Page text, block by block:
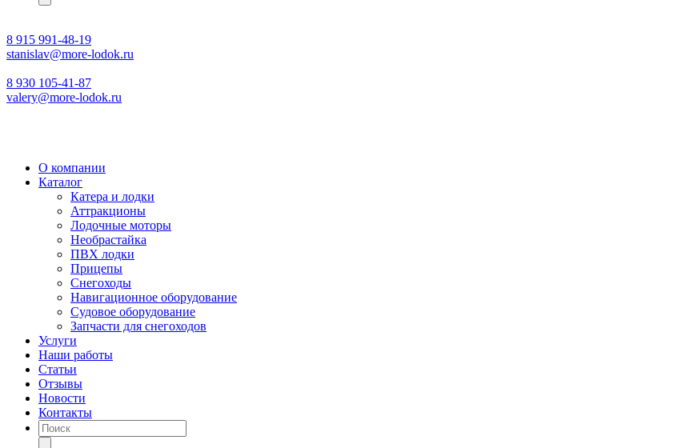
8 915 991-48-19
stanislav@more-lodok.ru
8 930 105-41-87
valery@more-lodok.ru
О компании
Каталог
Катера и лодки
Аттракционы
Лодочные моторы
Необрастайка
ПВХ лодки
Прицепы
Снегоходы
Навигационное оборудование
Судовое оборудование
Запчасти для снегоходов
Услуги
Наши работы
Статьи
Отзывы
Новости
Контакты
Поиск
товаров